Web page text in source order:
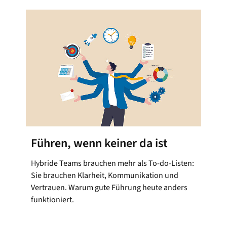
Führen, wenn keiner da ist
Hybride Teams brauchen mehr als To-do-Listen:
Sie brauchen Klarheit, Kommunikation und
Vertrauen. Warum gute Führung heute anders
funktioniert.